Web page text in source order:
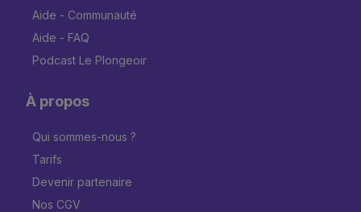
Aide - Communauté
Aide - FAQ
Podcast Le Plongeoir
À propos
Qui sommes-nous ?
Tarifs
Devenir partenaire
Nos CGV